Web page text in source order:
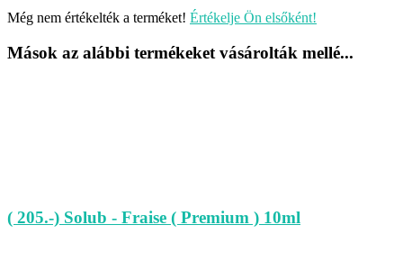
Még nem értékelték a terméket! Értékelje Ön elsőként!
Mások az alábbi termékeket vásárolták mellé...
( 205.-) Solub - Fraise ( Premium ) 10ml